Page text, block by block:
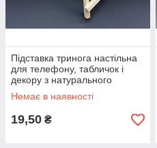
Підставка тринога настільна
для телефону, табличок і
декору з натурального
дерева, розмір 15 см
Немає в наявності
19,50 ₴